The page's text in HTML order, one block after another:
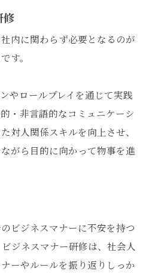
修
内に関わらず必要となるのが
す。
やロールプレイを通じて実践
・非言語的なコミュニケーシ
対人関係スキルを向上させ、
がら目的に向かって物事を進
ビジネスマナーに不安を持つ
ジネスマナー研修は、社会人
ーやルールを振り返りしっか